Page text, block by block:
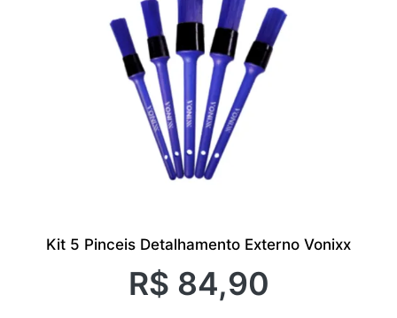
Kit 5 Pinceis Detalhamento Externo Vonixx
R$ 84,90